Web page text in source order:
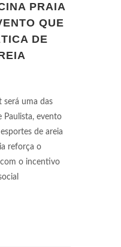
PRAIA
QUE
DE
será uma das
Paulista, evento
de areia
reforça o
o incentivo